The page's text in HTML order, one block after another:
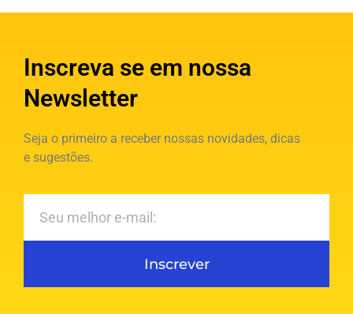
Inscreva se em nossa
Newsletter
Seja o primeiro a receber nossas novidades, dicas
e sugestões.
Inscrever